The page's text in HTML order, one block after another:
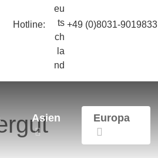
Hotline: +49 (0)8031-9019833
Asien Europa